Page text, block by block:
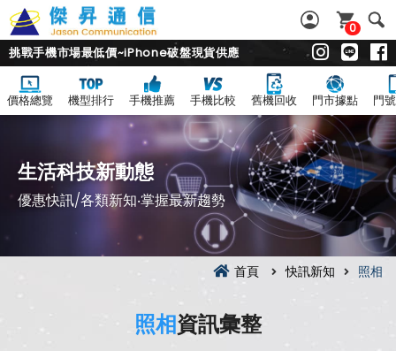
0
挑戰手機市場最低價~iPhone破盤現貨供應
價格總覽 機型排行 手機推薦 手機比較 舊機回收 門市據點 門
生活科技新動態
優惠快訊/各類新知‧掌握最新趨勢
首頁 快訊新知 照相
照相資訊彙整